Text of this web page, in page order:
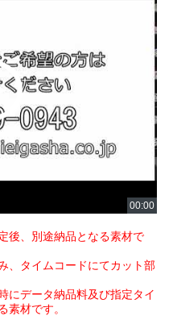
後、別途納品となる素材で
、タイムコードにてカット部
にデータ納品料及び指定タイ
素材です。